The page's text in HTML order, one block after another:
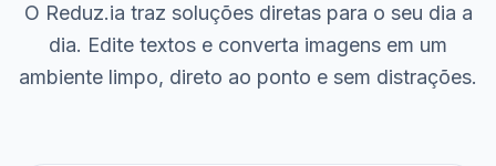
O Reduz.ia traz soluções diretas para o seu dia a
dia. Edite textos e converta imagens em um
ambiente limpo, direto ao ponto e sem distrações.